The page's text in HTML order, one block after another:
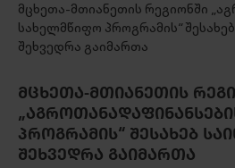
მცხეთა-მთიანეთის რეგიონში
სახელმწიფო პროგრამის“
შეხვედრა გაიმართა
ᲛᲪᲮᲔᲗᲐ-ᲛᲗᲘᲐᲜᲔᲗᲘᲡ
ᲞᲠᲝᲒᲠᲐᲛᲘᲡ“ ᲨᲔᲡᲐᲮᲔᲑ
ᲨᲔᲮᲕᲔᲓᲠᲐ ᲒᲐᲘᲛᲐᲠᲗᲐ